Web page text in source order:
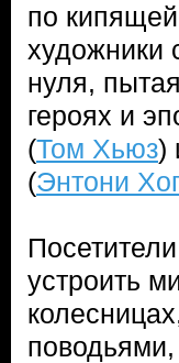
по
художники
нуля,
героях и
(Том Хьюз)
(Энтони
устроить
поводьями,